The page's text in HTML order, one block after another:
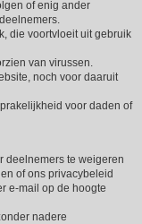
of enig ander
die voortvloeit uit gebruik
van virussen.
noch voor daaruit
voor daden of
deelnemers te weigeren
of ons privacybeleid
e-mail op de hoogte
nadere